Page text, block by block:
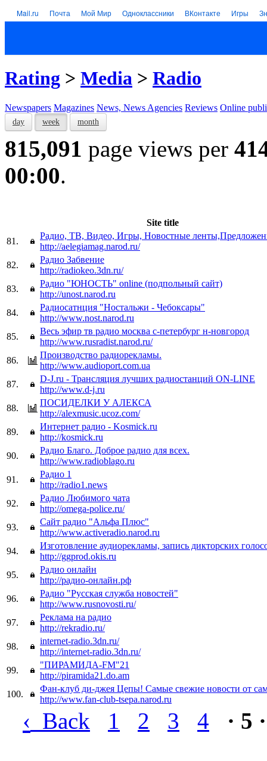
Mail.ru Почта Мой Мир Одноклассники ВКонтакте Игры
Rating > Media > Radio
Newspapers Magazines News, News Agencies Reviews Online
day week month
815,091 page views per
00:00.
Site title
81.
Радио, ТВ, Видео, Игры, Новостные
http://aelegiamag.narod.ru/
82.
Радио Забвение
http://radiokeo.3dn.ru/
83.
Радио "ЮНОСТЬ" online (подпольный сайт)
http://unost.narod.ru
84.
Радиосатнция "Ностальжи - Чебоксары"
http://www.nost.narod.ru
85.
Весь эфир тв радио москва с-петербург н-новгород
http://www.rusradist.narod.ru/
86.
Производство радиорекламы.
http://www.audioport.com.ua
87.
D-J.ru - Трансляция лучших радиостанций ON-LINE
http://www.d-j.ru
88.
ПОСИДЕЛКИ У АЛЕКСА
http://alexmusic.ucoz.com/
89.
Интернет радио - Kosmick.ru
http://kosmick.ru
90.
Радио Благо. Доброе радио для всех.
http://www.radioblago.ru
91.
Радио 1
http://radio1.news
92.
Радио Любимого чата
http://omega-police.ru/
93.
Cайт радио "Альфа Плюс"
http://www.activeradio.narod.ru
94.
Изготовление аудиорекламы, запись дикторских
http://ggprod.okis.ru
95.
Радио онлайн
http://радио-онлайн.рф
96.
Радио "Русская служба новостей"
http://www.rusnovosti.ru/
97.
Реклама на радио
http://rekradio.ru/
98.
internet-radio.3dn.ru/
http://internet-radio.3dn.ru/
99.
"ПИРАМИДА-FM"21
http://piramida21.do.am
100.
Фан-клуб ди-джея Цепы! Самые свежие новости от
http://www.fan-club-tsepa.narod.ru
‹ Back 1 2 3 4 · 5 ·